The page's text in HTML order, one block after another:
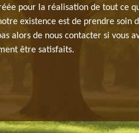
pour la réalisation de tout ce
existence est de prendre soin
alors de nous contacter si vous
être satisfaits.